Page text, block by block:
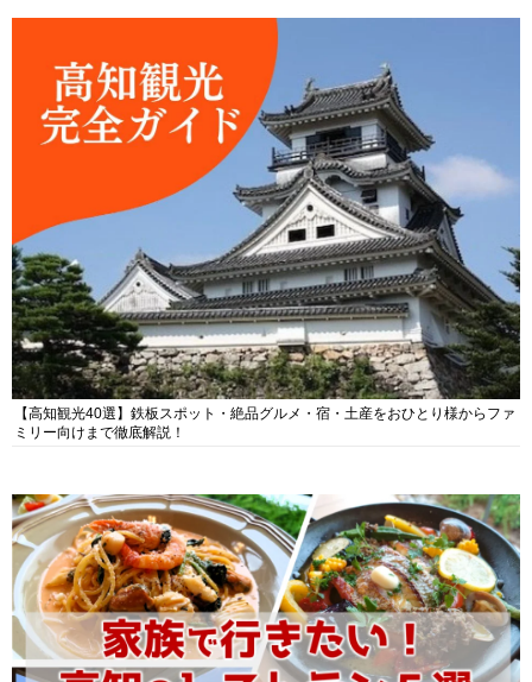
【高知観光40選】鉄板スポット・絶品グルメ・宿・土産をおひとり様からファ
ミリー向けまで徹底解説！